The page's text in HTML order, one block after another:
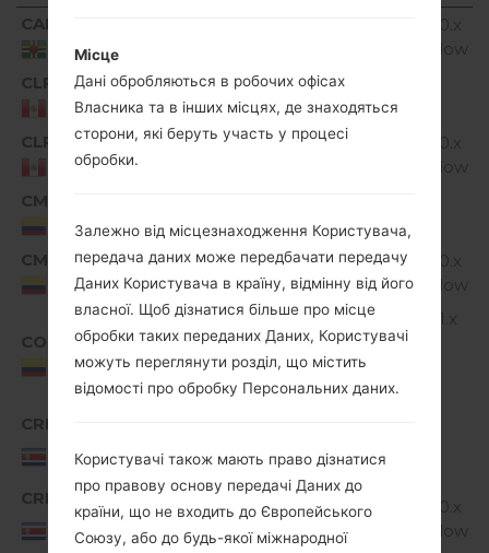
Регіон
CAD
Dominica
Android 6.0.x
Marshmallow
CLP
Peru
H735P10a_01_0112.kdz
CLP
Peru
H735P20a_00_0906.kdz
Android 6.0.x
Marshmallow
CMC
Colombia
CMC
Colombia
H735P20a_00_0920.kdz Android 6.0.x
Marshmallow
COL
Colombia
H735P10b_00.kdz
Android 5.1.x
Lollipop
Mirror
Release
CRI
Rica
CRI
Costa
Rica
H735P20a_00_1222.kdz
Android 6.0.x
Marshmallow
Місце
Дані обробляються в робочих офісах
Власника та в інших місцях, де знаходяться
сторони, які беруть участь у процесі
обробки.
Залежно від місцезнаходження Користувача,
передача даних може передбачати передачу
Даних Користувача в країну, відмінну від його
власної. Щоб дізнатися більше про місце
обробки таких переданих Даних, Користувачі
можуть переглянути розділ, що містить
відомості про обробку Персональних даних.
Користувачі також мають право дізнатися
про правову основу передачі Даних до
країни, що не входить до Європейського
Союзу, або до будь-якої міжнародної